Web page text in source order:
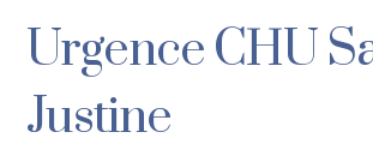
Urgence CHU
Justine